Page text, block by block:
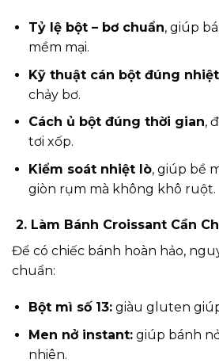
Tỷ lệ bột – bơ chuẩn, giúp
mềm mại.
Kỹ thuật cán bột đúng
chảy bơ.
Cách ủ bột đúng thời gian,
tơi xốp.
Kiểm soát nhiệt lò, giúp bề
giòn rụm mà không khô ruột.
2. Làm Bánh Croissant Cần
Để có chiếc bánh hoàn hảo,
chuẩn:
Bột mì số 13:giàu gluten
Men nở instant:giúp bánh
nhiên.